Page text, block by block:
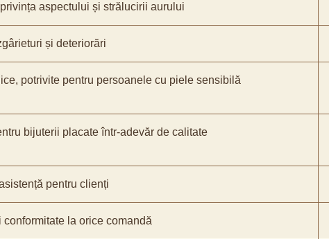
aspectului și strălucirii aurului
și deteriorări
potrivite pentru persoanele cu piele sensibilă
bijuterii placate într-adevăr de calitate
pentru clienți
la orice comandă